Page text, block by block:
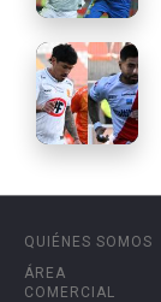
QUIÉNES SOMOS
ÁREA
COMERCIAL